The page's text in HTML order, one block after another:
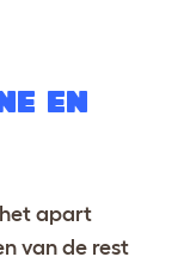
EN
apart
van de rest